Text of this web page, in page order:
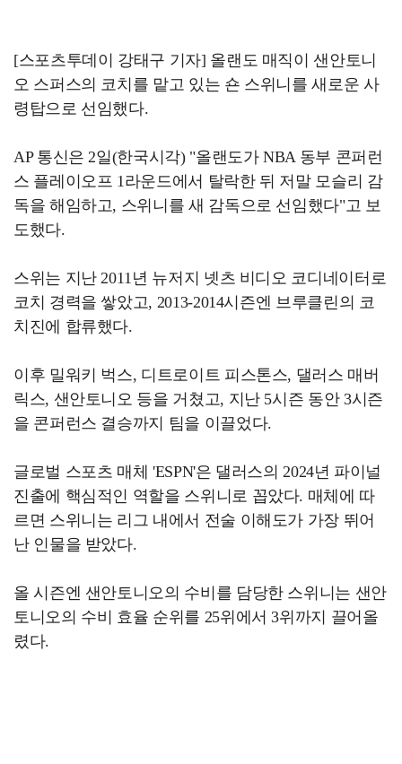
[스포츠투데이 강태구 기자] 올랜도 매직이 샌안토니
오 스퍼스의 코치를 맡고 있는 숀 스위니를 새로운 사
령탑으로 선임했다.
AP 통신은 2일(한국시각) "올랜도가 NBA 동부 콘퍼런
스 플레이오프 1라운드에서 탈락한 뒤 저말 모슬리 감
독을 해임하고, 스위니를 새 감독으로 선임했다"고 보
도했다.
스위는 지난 2011년 뉴저지 넷츠 비디오 코디네이터로
코치 경력을 쌓았고, 2013-2014시즌엔 브루클린의 코
치진에 합류했다.
이후 밀워키 벅스, 디트로이트 피스톤스, 댈러스 매버
릭스, 샌안토니오 등을 거쳤고, 지난 5시즌 동안 3시즌
을 콘퍼런스 결승까지 팀을 이끌었다.
글로벌 스포츠 매체 'ESPN'은 댈러스의 2024년 파이널
진출에 핵심적인 역할을 스위니로 꼽았다. 매체에 따
르면 스위니는 리그 내에서 전술 이해도가 가장 뛰어
난 인물을 받았다.
올 시즌엔 샌안토니오의 수비를 담당한 스위니는 샌안
토니오의 수비 효율 순위를 25위에서 3위까지 끌어올
렸다.